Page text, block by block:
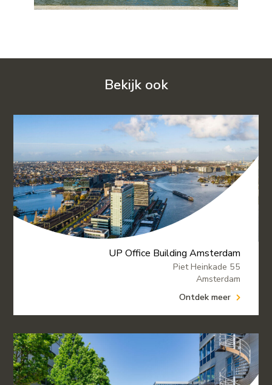
Bekijk ook
UP Office Building Amsterdam
Piet Heinkade 55
Amsterdam
Ontdek meer